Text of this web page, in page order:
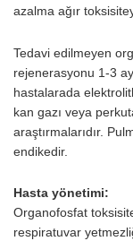
azalma ağır
Tedavi edilmeyen
rejenerasyonu 1-3
hastalarada
kan gazı veya
araştırmalarıdır.
endikedir.
Hasta yönetimi:
Organofosfat
respiratuvar